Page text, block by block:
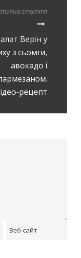
стаття
Верін у
з сьомги,
авокадо і
рецепт